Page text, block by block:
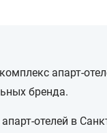
апарт-
бренда.
отелей в